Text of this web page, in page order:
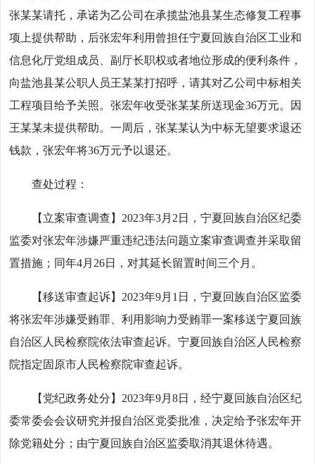
张某某请托，承诺为乙公司在承揽盐池县某生态修复工程事
项上提供帮助，后张宏年利用曾担任宁夏回族自治区工业和
信息化厅党组成员、副厅长职权或者地位形成的便利条件，
向盐池县某公职人员王某某打招呼，请其对乙公司中标相关
工程项目给予关照。张宏年收受张某某所送现金36万元。因
王某某未提供帮助。一周后，张某某认为中标无望要求退还
钱款，张宏年将36万元予以退还。
查处过程：
【立案审查调查】2023年3月2日，宁夏回族自治区纪委
监委对张宏年涉嫌严重违纪违法问题立案审查调查并采取留
置措施；同年4月26日，对其延长留置时间三个月。
【移送审查起诉】2023年9月1日，宁夏回族自治区监委
将张宏年涉嫌受贿罪、利用影响力受贿罪一案移送宁夏回族
自治区人民检察院依法审查起诉。宁夏回族自治区人民检察
院指定固原市人民检察院审查起诉。
【党纪政务处分】2023年9月8日，经宁夏回族自治区纪
委常委会会议研究并报自治区党委批准，决定给予张宏年开
除党籍处分；由宁夏回族自治区监委取消其退休待遇。